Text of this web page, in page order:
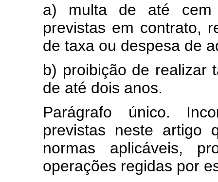
a) multa de até cem
previstas em contrato,
de taxa ou despesa de
b) proibição de realizar
de até dois anos.
Parágrafo único.
previstas neste artigo
normas aplicáveis,
operações regidas por